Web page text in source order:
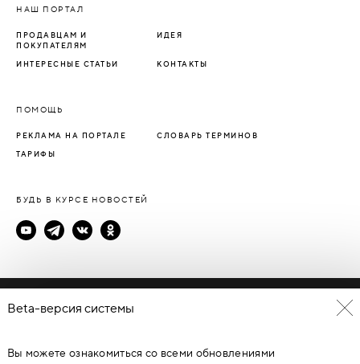
НАШ ПОРТАЛ
ПРОДАВЦАМ И
ПОКУПАТЕЛЯМ
ИДЕЯ
ИНТЕРЕСНЫЕ СТАТЬИ КОНТАКТЫ
ПОМОЩЬ
РЕКЛАМА НА ПОРТАЛЕ СЛОВАРЬ ТЕРМИНОВ
ТАРИФЫ
БУДЬ В КУРСЕ НОВОСТЕЙ
Политика конфиденциальности
© Каталог дверей - DverProf, 2021-2026Материалы сайта
Beta-версия системы
Вы можете ознакомиться со всеми обновлениями